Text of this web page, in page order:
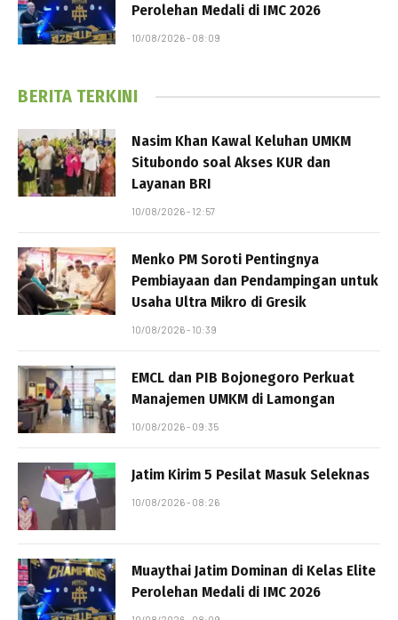
Perolehan Medali di IMC 2026
10/08/2026 - 08:09
BERITA TERKINI
Nasim Khan Kawal Keluhan UMKM
Situbondo soal Akses KUR dan
Layanan BRI
10/08/2026 - 12:57
Menko PM Soroti Pentingnya
Pembiayaan dan Pendampingan untuk
Usaha Ultra Mikro di Gresik
10/08/2026 - 10:39
EMCL dan PIB Bojonegoro Perkuat
Manajemen UMKM di Lamongan
10/08/2026 - 09:35
Jatim Kirim 5 Pesilat Masuk Seleknas
10/08/2026 - 08:26
Muaythai Jatim Dominan di Kelas Elite
Perolehan Medali di IMC 2026